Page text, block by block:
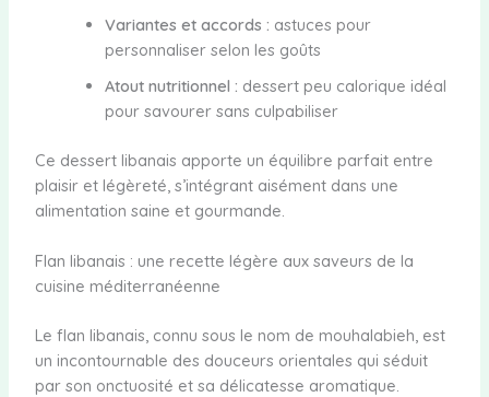
Variantes et accords : astuces pour
personnaliser selon les goûts
Atout nutritionnel : dessert peu calorique idéal
pour savourer sans culpabiliser
Ce dessert libanais apporte un équilibre parfait entre
plaisir et légèreté, s’intégrant aisément dans une
alimentation saine et gourmande.
Flan libanais : une recette légère aux saveurs de la
cuisine méditerranéenne
Le flan libanais, connu sous le nom de mouhalabieh, est
un incontournable des douceurs orientales qui séduit
par son onctuosité et sa délicatesse aromatique.